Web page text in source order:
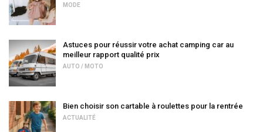
MODE
Astuces pour réussir votre achat camping car au
meilleur rapport qualité prix
AUTO / MOTO
Bien choisir son cartable à roulettes pour la rentrée
ACTUALITÉ